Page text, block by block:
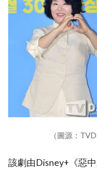
（圖源：
該劇由Disney+《惡